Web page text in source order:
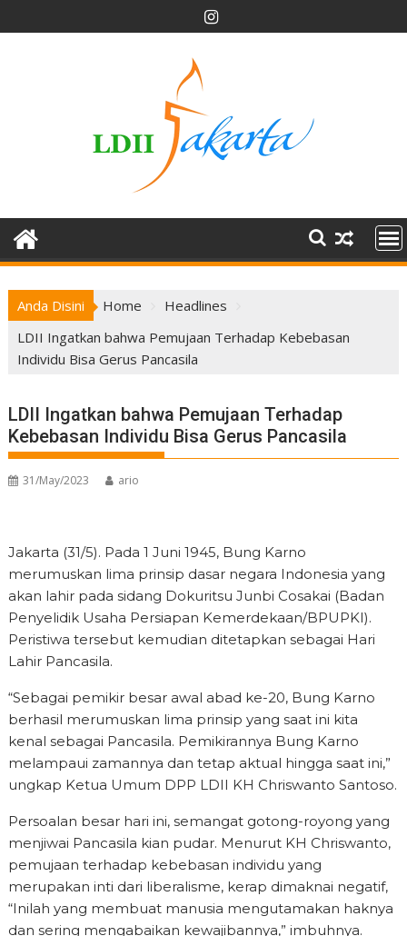
to
Anda Disini Home
Headlines
LDII Ingatkan bahwa Pemujaan Terhadap Kebebasan
Individu Bisa Gerus Pancasila
LDII Ingatkan bahwa Pemujaan Terhadap
Kebebasan Individu Bisa Gerus Pancasila
31/May/2023 ario
Jakarta (31/5). Pada 1 Juni 1945, Bung Karno
merumuskan lima prinsip dasar negara Indonesia yang
akan lahir pada sidang Dokuritsu Junbi Cosakai (Badan
Penyelidik Usaha Persiapan Kemerdekaan/BPUPKI).
Peristiwa tersebut kemudian ditetapkan sebagai Hari
Lahir Pancasila.
“Sebagai pemikir besar awal abad ke-20, Bung Karno
berhasil merumuskan lima prinsip yang saat ini kita
kenal sebagai Pancasila. Pemikirannya Bung Karno
melampaui zamannya dan tetap aktual hingga saat ini,”
ungkap Ketua Umum DPP LDII KH Chriswanto Santoso.
Persoalan besar hari ini, semangat gotong-royong yang
menjiwai Pancasila kian pudar. Menurut KH Chriswanto,
pemujaan terhadap kebebasan individu yang
merupakan inti dari liberalisme, kerap dimaknai negatif,
“Inilah yang membuat manusia mengutamakan haknya
dan sering mengabaikan kewajibannya,” imbuhnya.